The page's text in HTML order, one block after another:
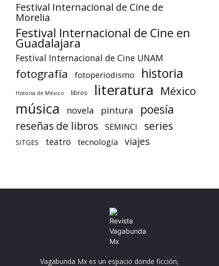
Festival Internacional de Cine de
Morelia
Festival Internacional de Cine en
Guadalajara
Festival Internacional de Cine UNAM
fotografía fotoperiodismo historia
Historia de México libros literatura México
música novela pintura poesía
reseñas de libros SEMINCI series
SITGES teatro tecnología viajes
Vagabunda Mx es un espacio donde ficción,